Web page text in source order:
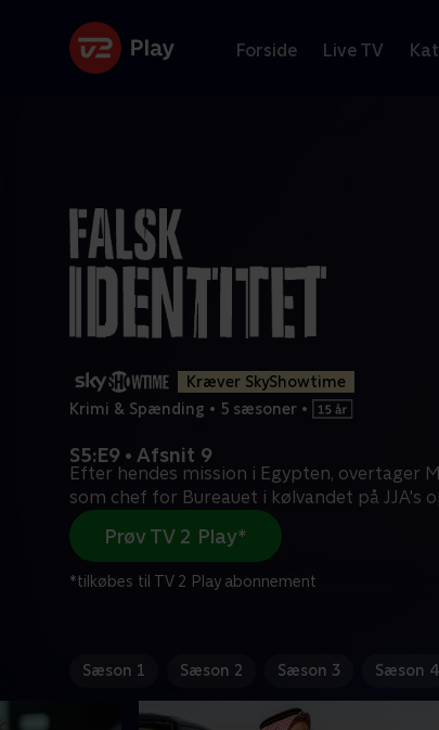
Forside Live TV
Kræver SkyShowtime
Krimi & Spænding • 5 sæsoner •
S5:E9 • Afsnit 9
Efter hendes mission i Egypten, overtager
som chef for Bureauet i kølvandet på JJA's
Prøv TV 2 Play*
*tilkøbes til TV 2 Play abonnement
Sæson 1 Sæson 2 Sæson 3 Sæson 4